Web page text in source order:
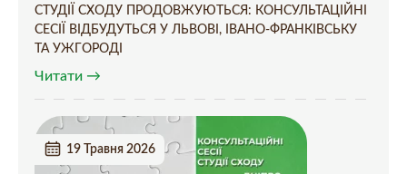
СТУДІЇ СХОДУ ПРОДОВЖУЮТЬСЯ: КОНСУЛЬТАЦІЙНІ
СЕСІЇ ВІДБУДУТЬСЯ У ЛЬВОВІ, ІВАНО-ФРАНКІВСЬКУ
ТА УЖГОРОДІ
Читати →
19 Травня 2026